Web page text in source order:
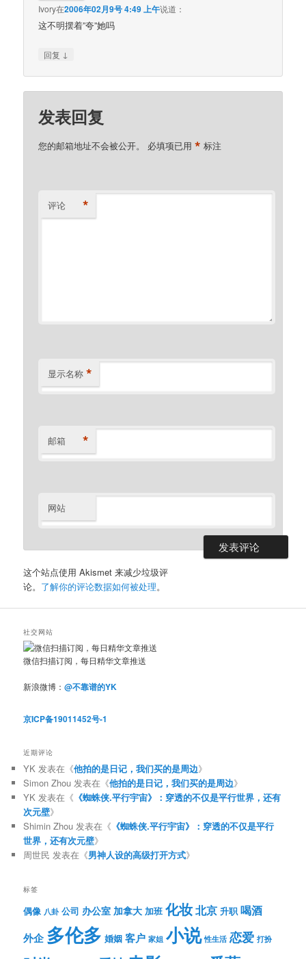
Ivory在2006年02月9号 4:49 上午说道：
这不明摆着”夸”她吗
回复 ↓
发表回复
您的邮箱地址不会被公开。 必填项已用* 标注
评论 *
显示名称 *
邮箱 *
网站
这个站点使用 Akismet 来减少垃圾评
论。 了解你的评论数据如何被处理。
社交网站
微信扫描订阅，每日精华文章推送
新浪微博：@不靠谱的YK
京ICP备19011452号-1
近期评论
YK 发表在《他拍的是日记，我们买的是周边》
Simon Zhou 发表在《他拍的是日记，我们买的是周边》
YK 发表在《 《蜘蛛侠.平行宇宙》：穿透的不仅是平行世界，还有
次元壁》
Shimin Zhou 发表在《 《蜘蛛侠.平行宇宙》：穿透的不仅是平行
世界，还有次元壁》
周世民 发表在《男神人设的高级打开方式》
标签
偶像 八卦 公司 办公室 加拿大 加班 化妆北京 升职 喝酒
外企 多伦多 婚姻 客户 家姐 小说 性生活 恋爱 打扮